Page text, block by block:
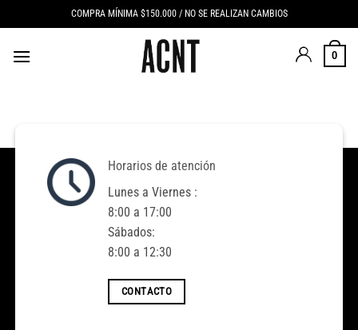
al
contenido
COMPRA MÍNIMA $150.000 / NO SE REALIZAN CAMBIOS
0
Horarios de atención
Lunes a Viernes :
8:00 a 17:00
Sábados:
8:00 a 12:30
CONTACTO